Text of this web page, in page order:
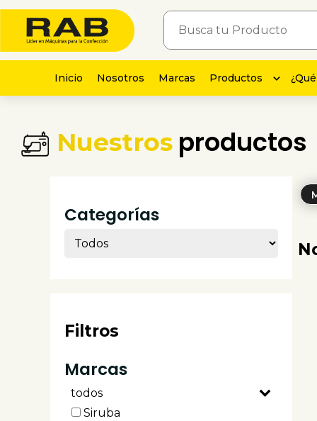
Inicio Nosotros Marcas Productos
Nuestrosproductos
Categorías
Filtros
Marcas
todos
Siruba